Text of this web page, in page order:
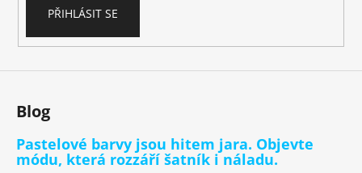
PŘIHLÁSIT SE
Blog
Pastelové barvy jsou hitem jara. Objevte
módu, která rozzáří šatník i náladu.